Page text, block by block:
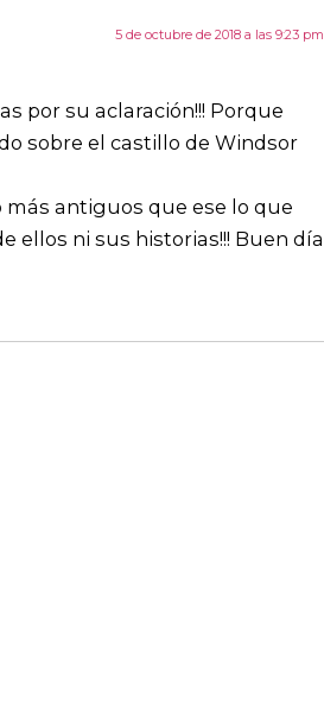
5 de octubre de 2018 a las 9:23 pm
por su aclaración!!! Porque
sobre el castillo de Windsor
más antiguos que ese lo que
ellos ni sus historias!!! Buen día